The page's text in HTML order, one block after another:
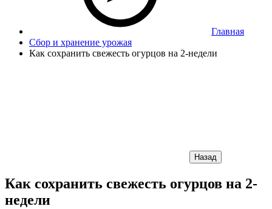
Главная
Сбор и хранение урожая
Как сохранить свежесть огурцов на 2-недели
Назад
Как сохранить свежесть огурцов на 2-
недели